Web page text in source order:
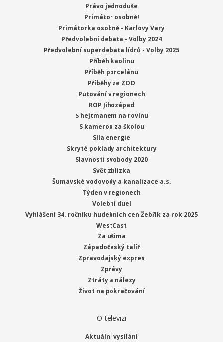
Právo jednoduše
Primátor osobně!
Primátorka osobně - Karlovy Vary
Předvolební debata - Volby 2024
Předvolební superdebata lídrů - Volby 2025
Příběh kaolinu
Příběh porcelánu
Příběhy ze ZOO
Putování v regionech
ROP Jihozápad
S hejtmanem na rovinu
S kamerou za školou
Síla energie
Skryté poklady architektury
Slavnosti svobody 2020
Svět zblízka
Šumavské vodovody a kanalizace a.s.
Týden v regionech
Volební duel
Vyhlášení 34. ročníku hudebních cen Žebřík za rok 2025
WestCast
Za ušima
Západočeský talíř
Zpravodajský expres
Zprávy
Ztráty a nálezy
Život na pokračování
O televizi
Aktuální vysílání